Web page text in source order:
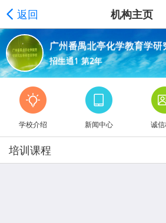
返回 机构主页
广州番禺北亭化学教育学
招生通1 第2年
学校介绍 新闻中心 诚
培训课程